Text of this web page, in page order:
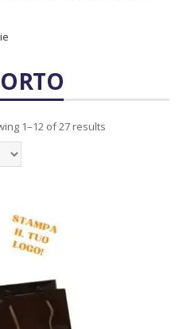
1–12 of 27 results